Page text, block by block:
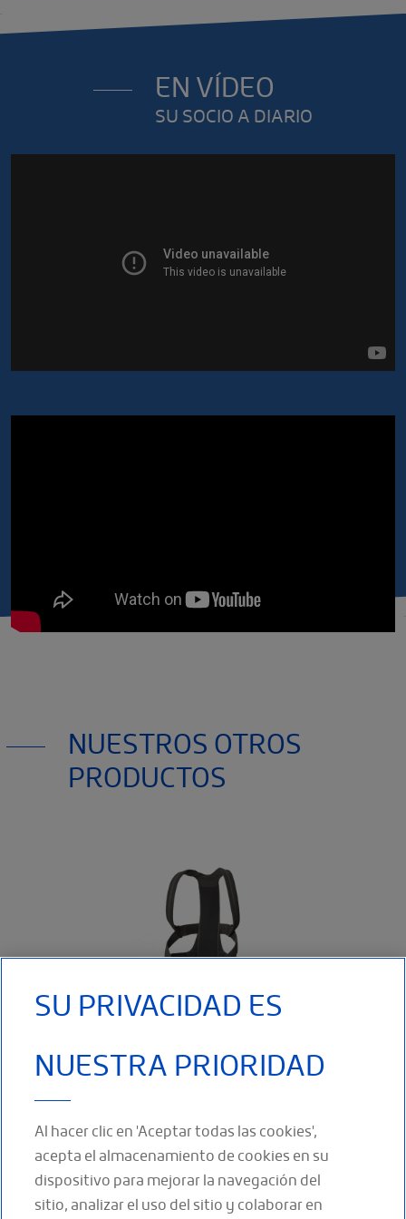
EN VÍDEO
SU SOCIO A DIARIO
NUESTROS OTROS
PRODUCTOS
OSTEOMED ACUTE
LEER MÁS
SU PRIVACIDAD ES
NUESTRA PRIORIDAD
Al hacer clic en 'Aceptar todas las cookies',
acepta el almacenamiento de cookies en su
dispositivo para mejorar la navegación del
sitio, analizar el uso del sitio y colaborar en